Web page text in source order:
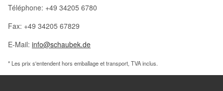
Téléphone: +49 34205 6780
Fax: +49 34205 67829
E-Mail: info@schaubek.de
* Les prix s'entendent hors emballage et transport, TVA inclus.